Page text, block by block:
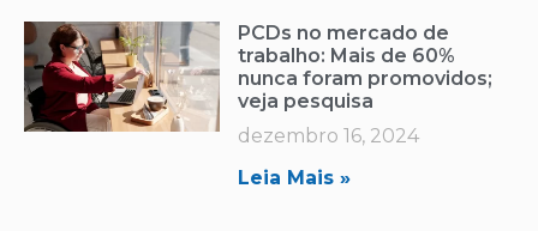
PCDs no mercado de
trabalho: Mais de 60%
nunca foram promovidos;
veja pesquisa
dezembro 16, 2024
Leia Mais »